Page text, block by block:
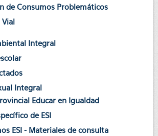
de Consumos Problemáticos
Vial
Integral
Integral
Educar en Igualdad
de ESI
ESI - Materiales de consulta